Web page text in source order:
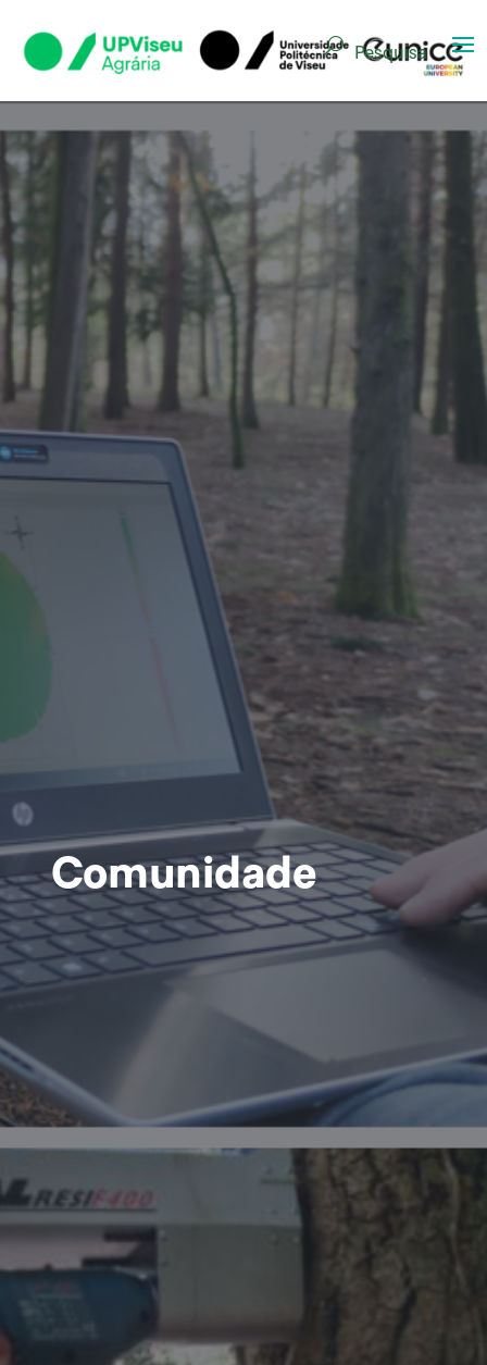
Pesquisa
Comunidade